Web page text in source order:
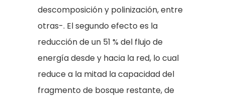
descomposición y polinización, entre
otras-. El segundo efecto es la
reducción de un 51 % del flujo de
energía desde y hacia la red, lo cual
reduce a la mitad la capacidad del
fragmento de bosque restante, de